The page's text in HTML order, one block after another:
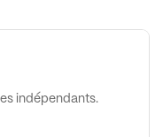
indépendants.